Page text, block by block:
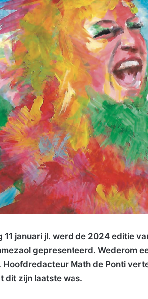
11 januari jl. werd de 2024 editie
gepresenteerd. Wederom
Hoofdredacteur Math de Ponti
dit zijn laatste was.